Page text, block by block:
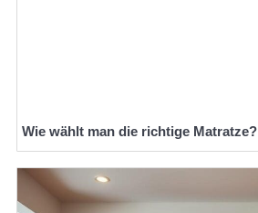
Wie wählt man die richtige Matratze?